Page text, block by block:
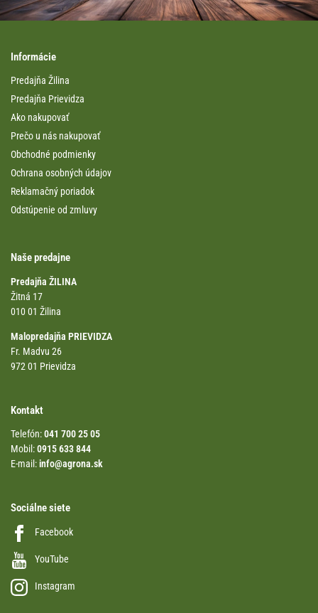
Informácie
Predajňa Žilina
Predajňa Prievidza
Ako nakupovať
Prečo u nás nakupovať
Obchodné podmienky
Ochrana osobných údajov
Reklamačný poriadok
Odstúpenie od zmluvy
Naše predajne
Predajňa ŽILINA
Žitná 17
010 01 Žilina
Malopredajňa PRIEVIDZA
Fr. Madvu 26
972 01 Prievidza
Kontakt
Telefón:041 700 25 05
Mobil:0915 633 844
E-mail:info@agrona.sk
Sociálne siete
Facebook
YouTube
Instagram